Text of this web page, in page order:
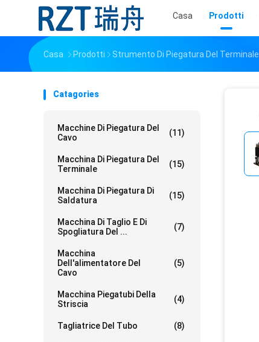
Casa Prodotti
Casa Prodotti Strumento Di Piegatura Del Terminale
Catagories
Macchine Di Piegatura Del
Cavo
(11)
Macchina Di Piegatura Del
Terminale
(15)
Macchina Di Piegatura Di
Saldatura
(15)
Macchina Di Taglio E Di
Spogliatura Del ...
(7)
Macchina
Dell'alimentatore Del
Cavo
(5)
Macchina Piegatubi Della
Striscia
(4)
Tagliatrice Del Tubo (8)